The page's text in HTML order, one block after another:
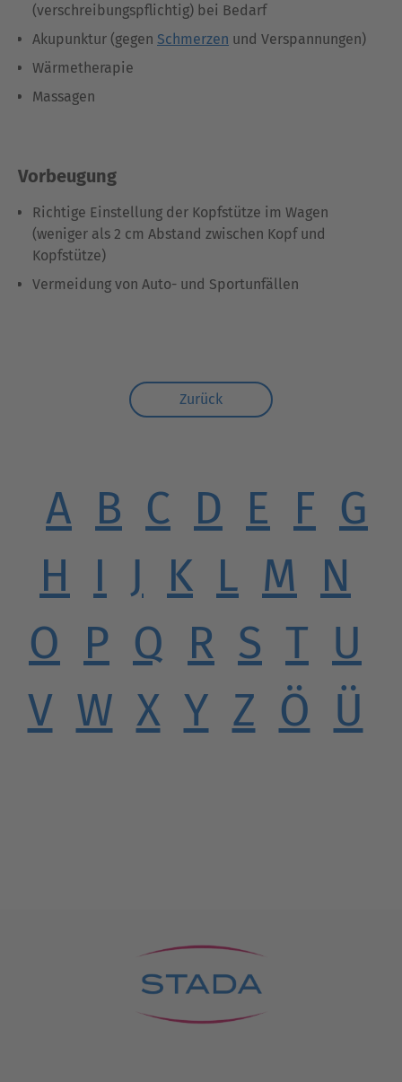
(verschreibungspflichtig) bei Bedarf
Akupunktur (gegen Schmerzen und Verspannungen)
Wärmetherapie
Massagen
Vorbeugung
Richtige Einstellung der Kopfstütze im Wagen
(weniger als 2 cm Abstand zwischen Kopf und
Kopfstütze)
Vermeidung von Auto- und Sportunfällen
Zurück
A B C D E F G
H I J K L M N
O P Q R S T U
V W X Y Z Ö Ü